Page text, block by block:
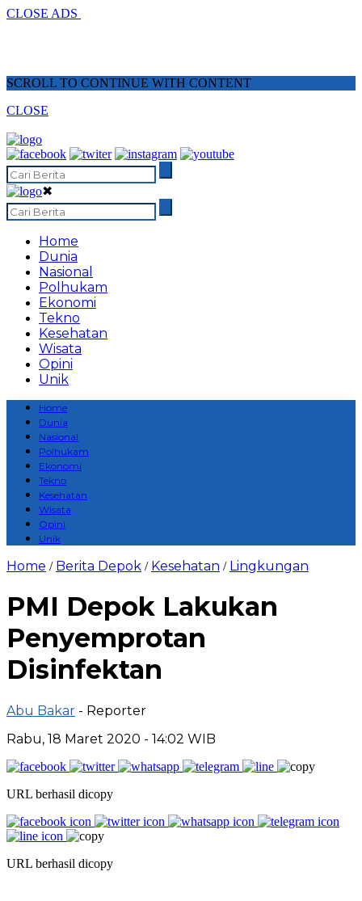
CLOSE ADS
SCROLL TO CONTINUE WITH CONTENT
CLOSE
✖
Home
Dunia
Nasional
Polhukam
Ekonomi
Tekno
Kesehatan
Wisata
Opini
Unik
Home
Dunia
Nasional
Polhukam
Ekonomi
Tekno
Kesehatan
Wisata
Opini
Unik
Home / Berita Depok / Kesehatan / Lingkungan
PMI Depok Lakukan
Penyemprotan
Disinfektan
Abu Bakar - Reporter
Rabu, 18 Maret 2020 - 14:02 WIB
URL berhasil dicopy
URL berhasil dicopy